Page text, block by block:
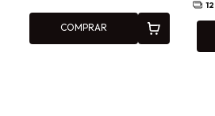
COMPRAR
12